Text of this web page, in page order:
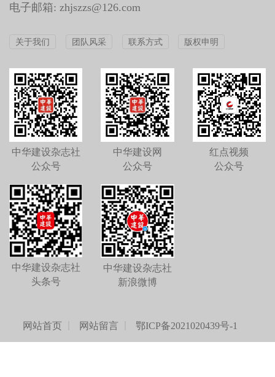
电子邮箱: zhjszzs@126.com
关于我们 团队风采 联系方式 版权申明
中华建设杂志社
公众号
中华建设网
公众号
红点视频
公众号
中华建设杂志社
头条号
中华建设杂志社
新浪微博
网站首页 网站留言 鄂ICP备2021020439号-1